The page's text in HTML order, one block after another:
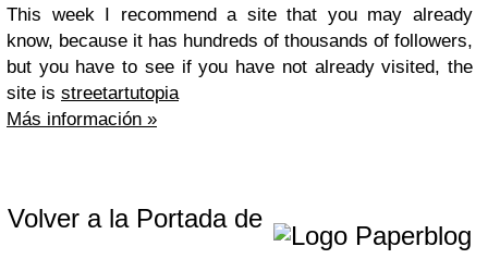
This week I recommend a site that you may already
know, because it has hundreds of thousands of followers,
but you have to see if you have not already visited, the
site is streetartutopia
Más información »
Volver a la Portada de